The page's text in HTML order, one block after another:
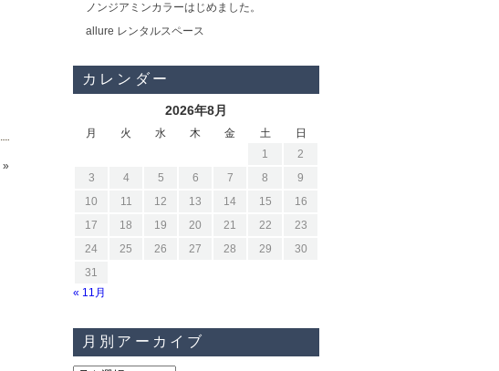
»
ノンジアミンカラーはじめました。
allure レンタルスペース
カレンダー
2026年8月
月 火 水 木 金 土
日
1
2
3
4 5 6 7 8
9
10
11 12 13 14 15
16
17
18 19 20 21 22
23
24
25 26 27 28 29
30
31
« 11月
月別アーカイブ